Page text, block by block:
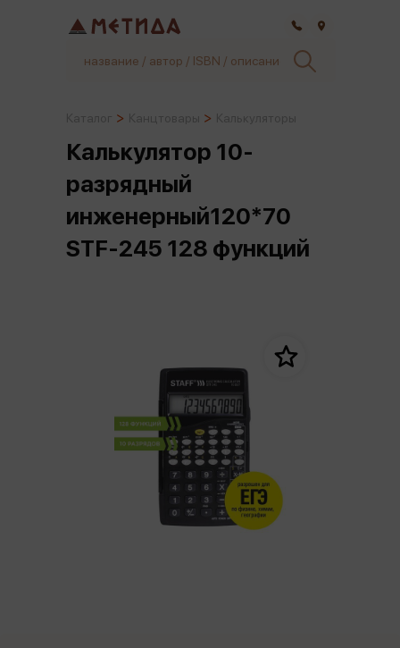
Калькулятор 10-
разрядный
инженерный120*70
STF-245 128 функций